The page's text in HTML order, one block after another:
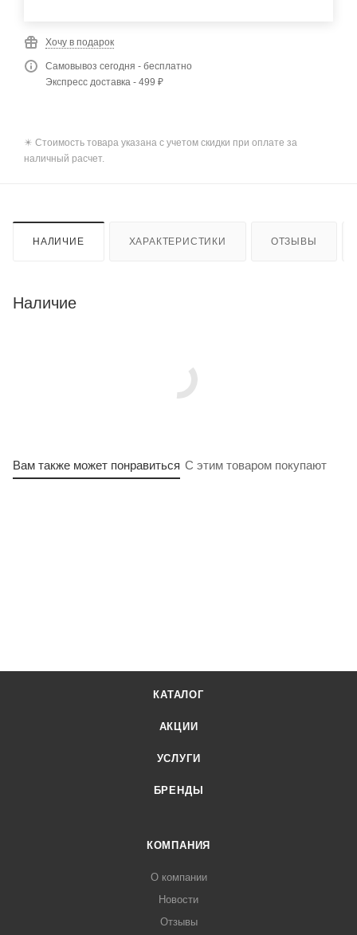
Хочу в подарок
Самовывоз сегодня - бесплатно
Экспресс доставка - 499 ₽
✴️ Стоимость товара указана с учетом скидки при оплате за
наличный расчет.
НАЛИЧИЕ ХАРАКТЕРИСТИКИ ОТЗЫВЫ
Наличие
Вам также может понравиться С этим товаром покупают
КАТАЛОГ
АКЦИИ
УСЛУГИ
БРЕНДЫ
КОМПАНИЯ
О компании
Новости
Отзывы